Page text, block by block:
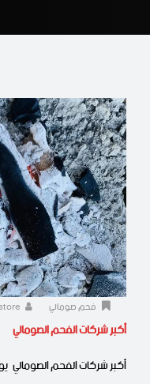
فحم صومالي
أكبر شركات الفحم الصومالي
أكبر شركات الفحم